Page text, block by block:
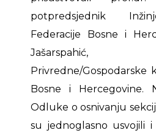
potpredsjednik
Federacije Bosne i
Jašarspahić,
Privredne/Gospodarske
Bosne i Hercegovine.
Odluke o osnivanju
su jednoglasno usvojili